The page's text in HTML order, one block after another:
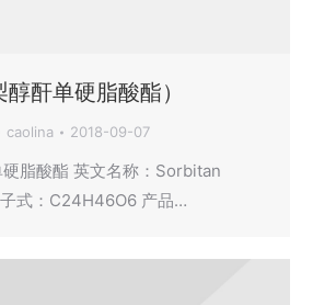
酐单硬脂酸酯）
caolina 2018-09-07
脂酸酯 英文名称：Sorbitan
式：C24H46O6 产品…